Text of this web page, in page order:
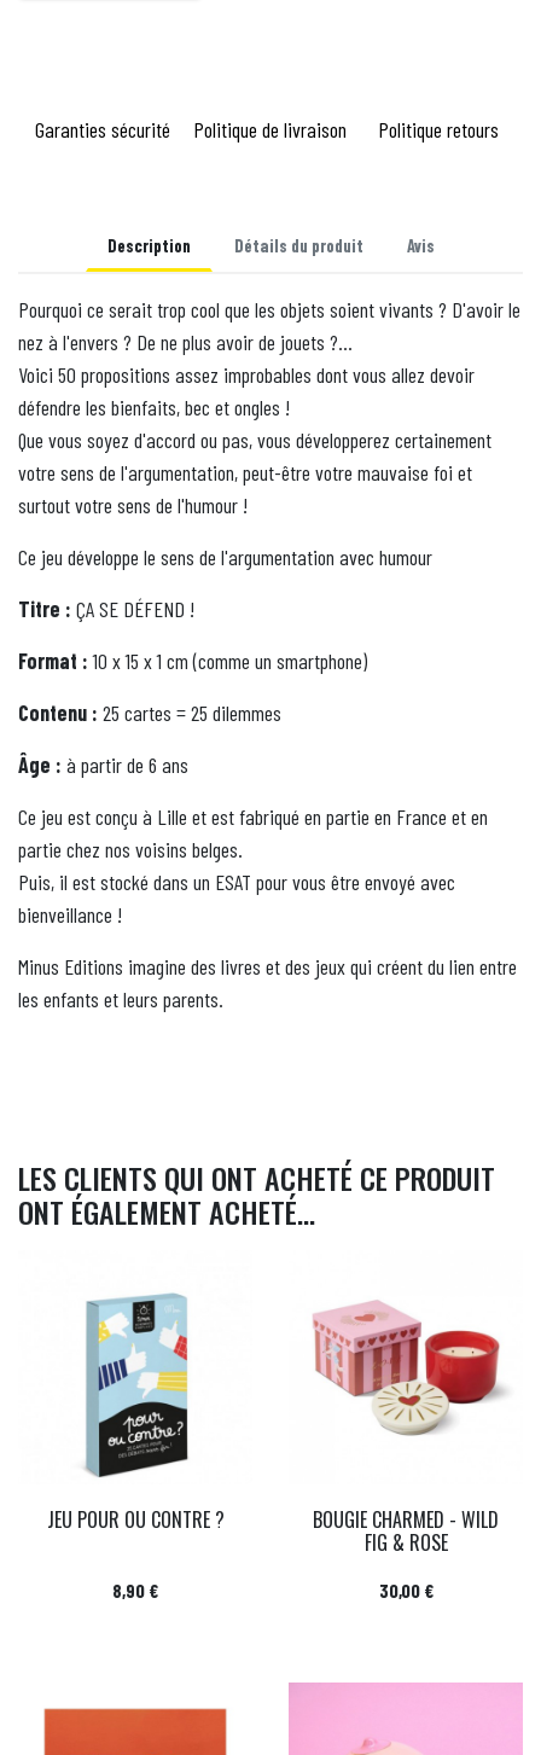
Garanties sécurité Politique de livraison Politique retours
Description Détails du produit Avis
Pourquoi ce serait trop cool que les objets soient vivants ? D'avoir le
nez à l'envers ? De ne plus avoir de jouets ?...
Voici 50 propositions assez improbables dont vous allez devoir
défendre les bienfaits, bec et ongles !
Que vous soyez d'accord ou pas, vous développerez certainement
votre sens de l'argumentation, peut-être votre mauvaise foi et
surtout votre sens de l'humour !
Ce jeu développe le sens de l'argumentation avec humour
Titre : ÇA SE DÉFEND !
Format :10 x 15 x 1 cm (comme un smartphone)
Contenu : 25 cartes = 25 dilemmes
Âge : à partir de 6 ans
Ce jeu est conçu à Lille et est fabriqué en partie en France et en
partie chez nos voisins belges.
Puis, il est stocké dans un ESAT pour vous être envoyé avec
bienveillance !
Minus Editions imagine des livres et des jeux qui créent du lien entre
les enfants et leurs parents.
LES CLIENTS QUI ONT ACHETÉ CE PRODUIT
ONT ÉGALEMENT ACHETÉ...
JEU POUR OU CONTRE ?
Prix
8,90 €
BOUGIE CHARMED - WILD
FIG & ROSE
Prix
30,00 €